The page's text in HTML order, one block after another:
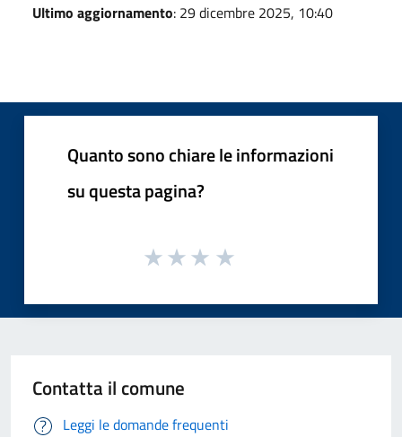
Ultimo aggiornamento: 29 dicembre 2025, 10:40
Quanto sono chiare le informazioni
su questa pagina?
Contatta il comune
Leggi le domande frequenti